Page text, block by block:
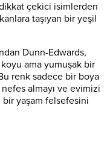
çekici isimlerden
taşıyan bir yeşil
Dunn-Edwards,
ama yumuşak bir
renk sadece bir boya
almayı ve evimizi
bir yaşam felsefesini